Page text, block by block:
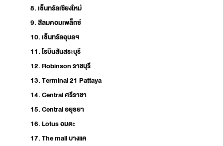
8. เซ็นทรัลเชียงใหม่
9. สีลมคอมเพล็กซ์
10. เซ็นทรัลอุบลฯ
11. โรบินสันสระบุรี
12. Robinson ราชบุรี
13. Terminal 21 Pattaya
14. Central ศรีราชา
15. Central อยุธยา
16. Lotus อมตะ
17. The mall บางแค